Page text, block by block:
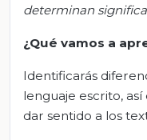
determinan
¿Qué vamos a
Identificarás
lenguaje escrito,
dar sentido a los